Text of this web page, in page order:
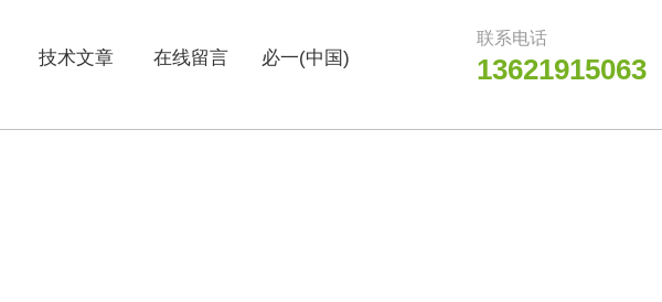
技术文章 在线留言 必一(中国)
联系电话
13621915063